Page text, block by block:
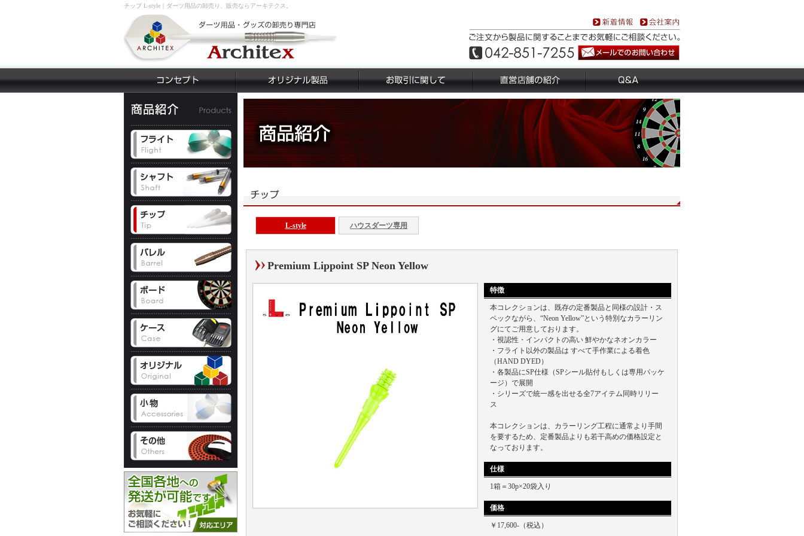
チップ L-style｜ダーツ用品の卸売り、販売ならアーキテクス。
L-style ハウスダーツ専用
Premium Lippoint SP Neon Yellow
特徴
本コレクションは、既存の定番製品と同様の設計・ス
ペックながら、“Neon Yellow”という特別なカラーリン
グにてご用意しております。
・視認性・インパクトの高い 鮮やかなネオンカラー
・フライト以外の製品は すべて手作業による着色
（HAND DYED）
・各製品にSP仕様（SPシール貼付もしくは専用パッケ
ージ）で展開
・シリーズで統一感を出せる全7アイテム同時リリー
ス
本コレクションは、カラーリング工程に通常より手間
を要するため、定番製品よりも若干高めの価格設定と
なっております。
仕様
1箱＝30p×20袋入り
価格
￥17,600-（税込）